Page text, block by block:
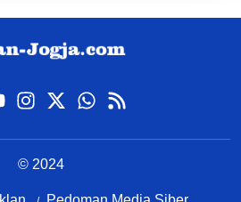
© 2024